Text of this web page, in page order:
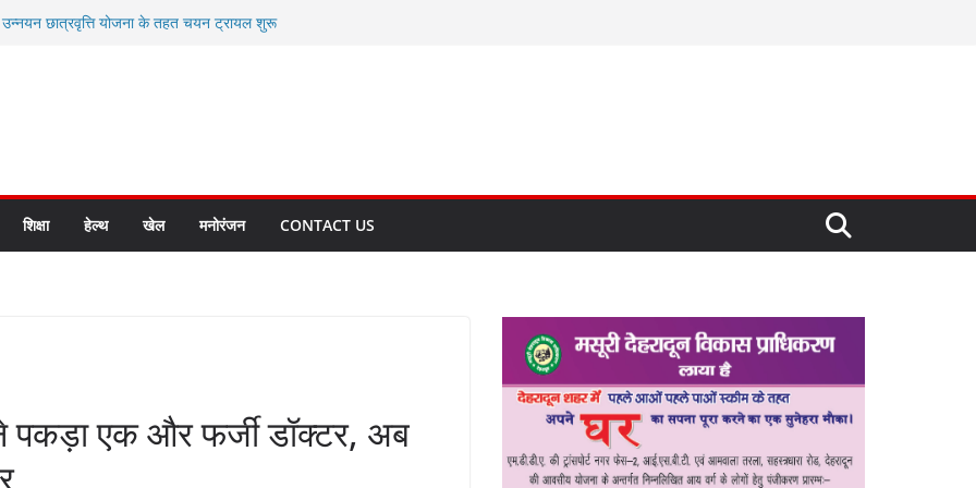
उन्नयन छात्रवृत्ति योजना के तहत चयन ट्रायल शुरू
के लिए अल्मोड़ा की गर्विता भाकुनी का
मित्र कैडेट्स का हुआ है चयन
सबसे बड़ी ताकत : मुख्यमंत्री पुष्कर सिंह धामी
बनाने के संकल्प को करना होगा साकार- मुख्यमंत्री
शिक्षा हेल्थ खेल मनोरंजन CONTACT US
पकड़ा एक और फर्जी डॉक्टर, अब